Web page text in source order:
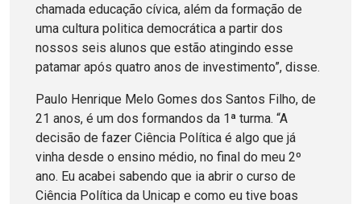
chamada educação cívica, além da formação de
uma cultura politica democrática a partir dos
nossos seis alunos que estão atingindo esse
patamar após quatro anos de investimento”, disse.
Paulo Henrique Melo Gomes dos Santos Filho, de
21 anos, é um dos formandos da 1ª turma. “A
decisão de fazer Ciência Política é algo que já
vinha desde o ensino médio, no final do meu 2º
ano. Eu acabei sabendo que ia abrir o curso de
Ciência Política da Unicap e como eu tive boas